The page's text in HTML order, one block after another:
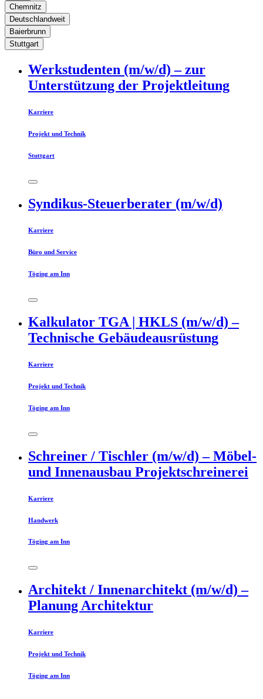
Chemnitz
Deutschlandweit
Baierbrunn
Stuttgart
Werkstudenten (m/w/d) – zur
Unterstützung der Projektleitung
Karriere
Projekt und Technik
Stuttgart
Syndikus-Steuerberater (m/w/d)
Karriere
Büro und Service
Töging am Inn
Kalkulator TGA | HKLS (m/w/d) –
Technische Gebäudeausrüstung
Karriere
Projekt und Technik
Töging am Inn
Schreiner / Tischler (m/w/d) – Möbel-
und Innenausbau Projektschreinerei
Karriere
Handwerk
Töging am Inn
Architekt / Innenarchitekt (m/w/d) –
Planung Architektur
Karriere
Projekt und Technik
Töging am Inn